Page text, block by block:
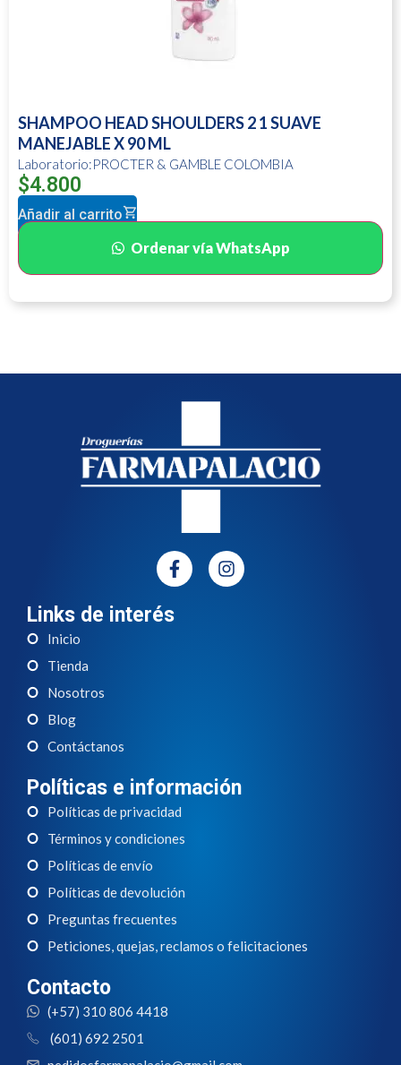
SHAMPOO HEAD SHOULDERS 2 1 SUAVE
MANEJABLE X 90 ML
Laboratorio:PROCTER & GAMBLE COLOMBIA
$4.800
Añadir al carrito
Ordenar vía WhatsApp
Links de interés
Inicio
Tienda
Nosotros
Blog
Contáctanos
Políticas e información
Políticas de privacidad
Términos y condiciones
Políticas de envío
Políticas de devolución
Preguntas frecuentes
Peticiones, quejas, reclamos o felicitaciones
Contacto
(+57) 310 806 4418
(601) 692 2501